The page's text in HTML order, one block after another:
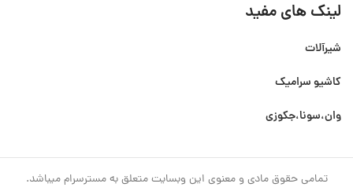
لینک های مفید
شیرآلات
کاشیو سرامیک
وان،سونا،جکوزی
تمامی حقوق مادی و معنوی این وبسایت متعلق به مسترسرام میباشد.